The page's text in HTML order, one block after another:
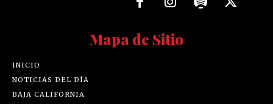
Mapa de Sitio
INICIO
NOTICIAS DEL DÍA
BAJA CALIFORNIA